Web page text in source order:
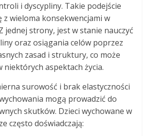
i dyscypliny. Takie podejście
z wieloma konsekwencjami w
jednej strony, jest w stanie nauczyć
oraz osiągania celów poprzez
zasad i struktury, co może
niektórych aspektach życia.
surowość i brak elastyczności
mogą prowadzić do
skutków. Dzieci wychowane w
często doświadczają: